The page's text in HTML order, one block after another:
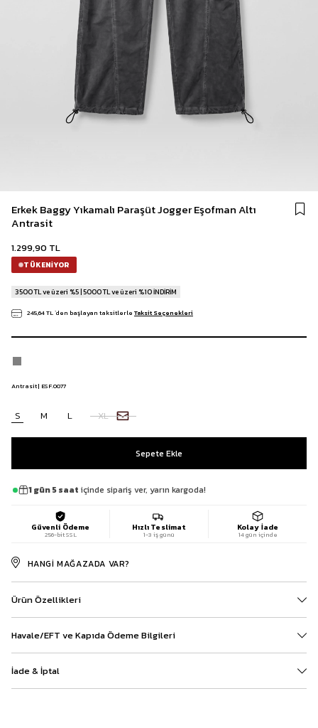
Erkek Baggy Yıkamalı Paraşüt Jogger Eşofman Altı
Antrasit
1.299,90 TL
TÜKENIYOR
3500 TL ve üzeri %5 | 5000 TL ve üzeri %10 İNDİRİM
245,64 TL`den başlayan taksitlerle Taksit Seçenekleri
Antrasit | ESF.0077
S M L XL
1 gün 5 saat içinde sipariş ver, yarın kargoda!
Güvenli Ödeme
256-bit SSL
Hızlı Teslimat
1-3 iş günü
Kolay İade
14 gün içinde
HANGI MAĞAZADA VAR?
Ürün Özellikleri
Havale/EFT ve Kapıda Ödeme Bilgileri
İade & İptal